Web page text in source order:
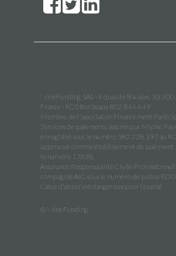
WineFunding SAS · 4 quai de Bacalan, 33 300
France · RCS Bordeaux 802 844 449
Membre de l'association Financement
Services de paiements assurés par Mipise
enregistré sous le numéro 982 228 397 au
approuvé comme établissement de paiement
le numéro 17838.
Assurance Responsabilité Civile
compagnie AIG sous le numéro de police
L’abus d’alcool est dangereux pour la santé
© WineFunding